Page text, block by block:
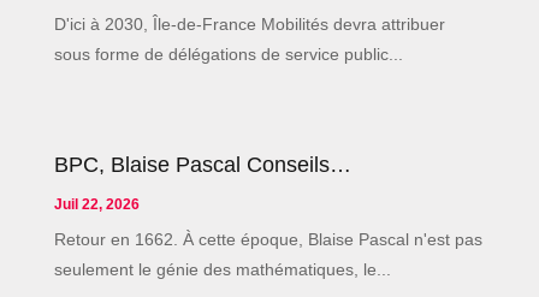
D'ici à 2030, Île-de-France Mobilités devra attribuer
sous forme de délégations de service public...
BPC, Blaise Pascal Conseils…
Juil 22, 2026
Retour en 1662. À cette époque, Blaise Pascal n'est pas
seulement le génie des mathématiques, le...